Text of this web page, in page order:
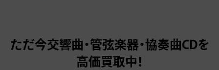
ただ今交響曲・管弦楽器・協奏曲CDを
高価買取中！